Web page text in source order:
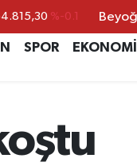
47,7436 %0.18
55,2510 %0.32
13.779 %-14
64.815,30 %-0.1
SPOR EKONOMİ